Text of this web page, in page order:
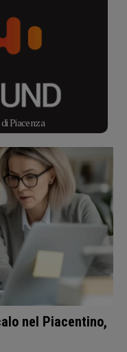
Piacenza
nel Piacentino,